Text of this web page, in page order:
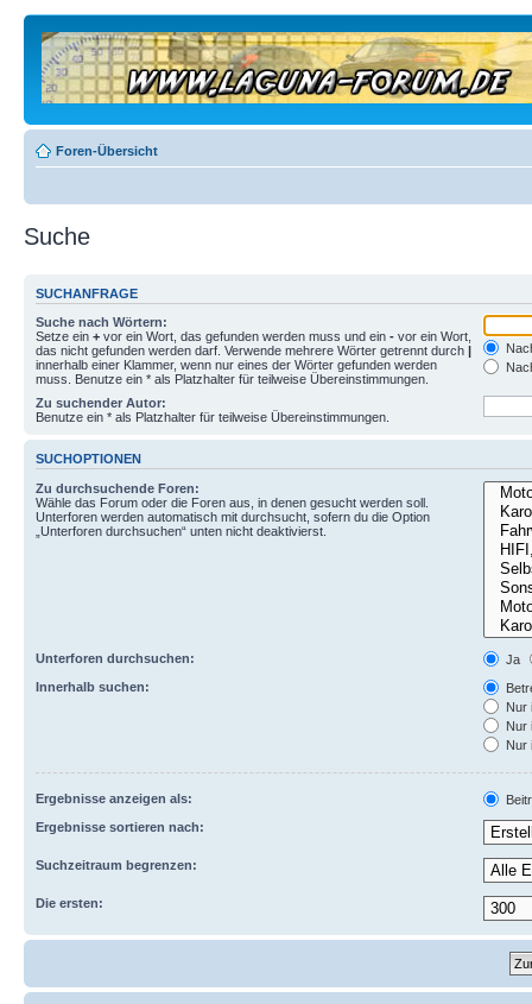
Foren-Übersicht
Suche
SUCHANFRAGE
Suche nach Wörtern:
Setze ein + vor ein Wort, das gefunden werden muss und ein - vor ein Wort,
das nicht gefunden werden darf. Verwende mehrere Wörter getrennt durch |
innerhalb einer Klammer, wenn nur eines der Wörter gefunden werden
muss. Benutze ein * als Platzhalter für teilweise Übereinstimmungen.
Zu suchender Autor:
Benutze ein * als Platzhalter für teilweise Übereinstimmungen.
SUCHOPTIONEN
Zu durchsuchende Foren:
Wähle das Forum oder die Foren aus, in denen gesucht werden soll.
Unterforen werden automatisch mit durchsucht, sofern du die Option
„Unterforen durchsuchen“ unten nicht deaktivierst.
Unterforen durchsuchen:
Ja
Innerhalb suchen:
Nur
Nur
Nur
Ergebnisse anzeigen als:
Ergebnisse sortieren nach:
Suchzeitraum begrenzen:
Die ersten: